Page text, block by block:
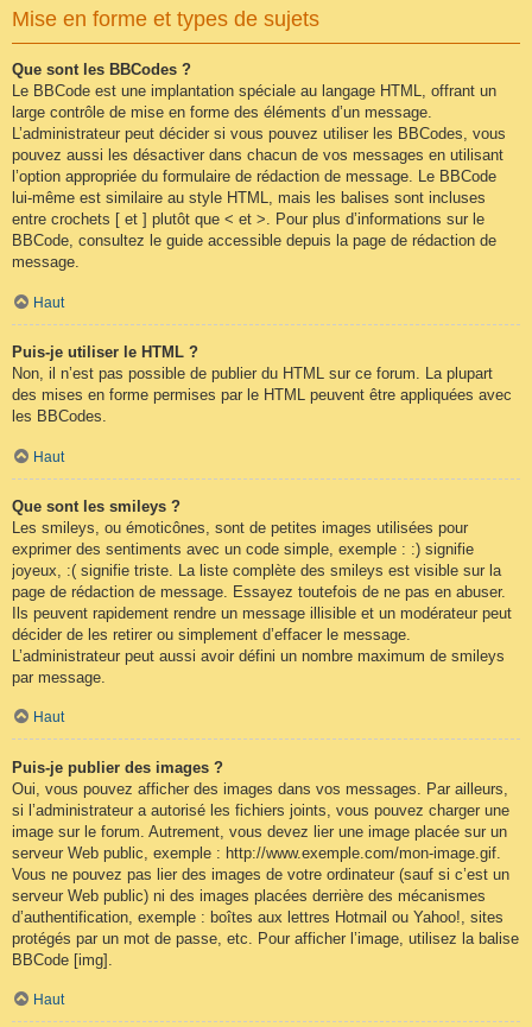
Mise en forme et types de sujets
Que sont les BBCodes ?
Le BBCode est une implantation spéciale au langage HTML, offrant un
large contrôle de mise en forme des éléments d’un message.
L’administrateur peut décider si vous pouvez utiliser les BBCodes, vous
pouvez aussi les désactiver dans chacun de vos messages en utilisant
l’option appropriée du formulaire de rédaction de message. Le BBCode
lui-même est similaire au style HTML, mais les balises sont incluses
entre crochets [ et ] plutôt que < et >. Pour plus d’informations sur le
BBCode, consultez le guide accessible depuis la page de rédaction de
message.
Haut
Puis-je utiliser le HTML ?
Non, il n’est pas possible de publier du HTML sur ce forum. La plupart
des mises en forme permises par le HTML peuvent être appliquées avec
les BBCodes.
Haut
Que sont les smileys ?
Les smileys, ou émoticônes, sont de petites images utilisées pour
exprimer des sentiments avec un code simple, exemple : :) signifie
joyeux, :( signifie triste. La liste complète des smileys est visible sur la
page de rédaction de message. Essayez toutefois de ne pas en abuser.
Ils peuvent rapidement rendre un message illisible et un modérateur peut
décider de les retirer ou simplement d’effacer le message.
L’administrateur peut aussi avoir défini un nombre maximum de smileys
par message.
Haut
Puis-je publier des images ?
Oui, vous pouvez afficher des images dans vos messages. Par ailleurs,
si l’administrateur a autorisé les fichiers joints, vous pouvez charger une
image sur le forum. Autrement, vous devez lier une image placée sur un
serveur Web public, exemple : http://www.exemple.com/mon-image.gif.
Vous ne pouvez pas lier des images de votre ordinateur (sauf si c’est un
serveur Web public) ni des images placées derrière des mécanismes
d’authentification, exemple : boîtes aux lettres Hotmail ou Yahoo!, sites
protégés par un mot de passe, etc. Pour afficher l’image, utilisez la balise
BBCode [img].
Haut